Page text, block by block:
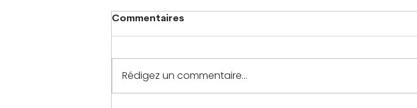
Commentaires
Rédigez un commentaire...